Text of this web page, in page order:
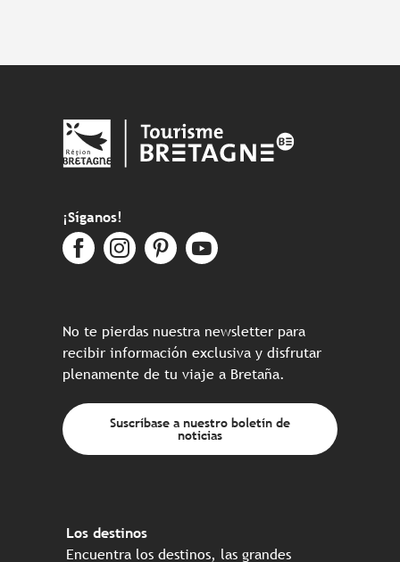
¡Síganos!
No te pierdas nuestra newsletter para
recibir información exclusiva y disfrutar
plenamente de tu viaje a Bretaña.
Suscríbase a nuestro boletín de
noticias
Los destinos
Encuentra los destinos, las grandes